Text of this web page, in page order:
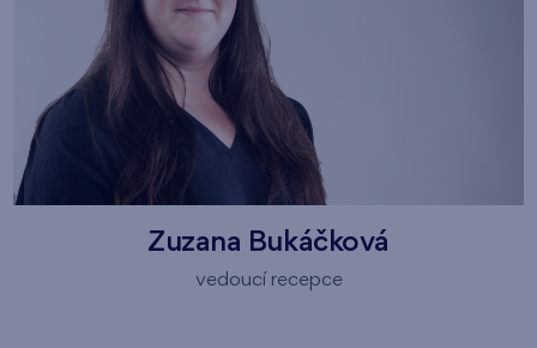
Zuzana Bukáčková
vedoucí recepce